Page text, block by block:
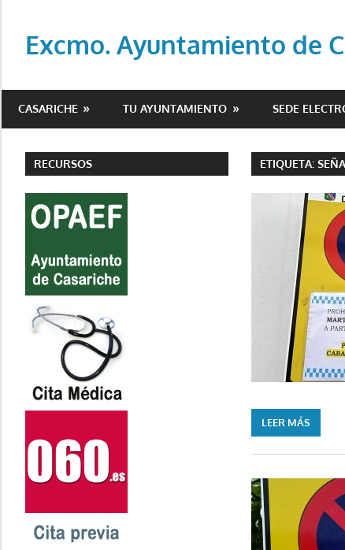
contenido
Excmo. Ayuntamiento de
del
de
Casariche
CASARICHE TU AYUNTAMIENTO SEDE
ETIQUETA:
LEER MÁS
RECURSOS